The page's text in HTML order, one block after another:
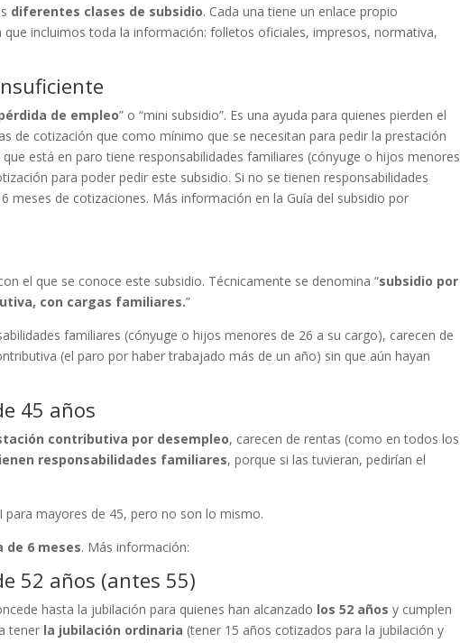
diferentes clases de subsidio. Cada una tiene un enlace propio
que incluimos toda la información: folletos oficiales, impresos, normativa,
de empleo” o “mini subsidio”. Es una ayuda para quienes pierden el
de cotización que como mínimo que se necesitan para pedir la prestación
está en paro tiene responsabilidades familiares (cónyuge o hijos menores
para poder pedir este subsidio. Si no se tienen responsabilidades
meses de cotizaciones. Más información en la Guía del subsidio por
el que se conoce este subsidio. Técnicamente se denomina “subsidio por
con cargas familiares.”
familiares (cónyuge o hijos menores de 26 a su cargo), carecen de
(el paro por haber trabajado más de un año) sin que aún hayan
45 años
contributiva por desempleo, carecen de rentas (como en todos los
responsabilidades familiares, porque si las tuvieran, pedirían el
para mayores de 45, pero no son lo mismo.
de 6 meses. Más información:
52 años (antes 55)
hasta la jubilación para quienes han alcanzado los 52 años y cumplen
tener la jubilación ordinaria (tener 15 años cotizados para la jubilación y